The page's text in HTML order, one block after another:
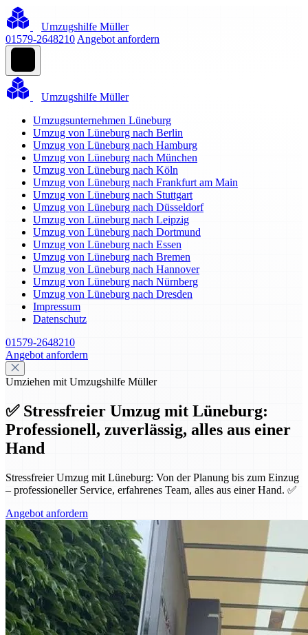
Umzugshilfe Müller
01579-2648210 Angebot anfordern
Umzugshilfe Müller
Umzugsunternehmen Lüneburg
Umzug von Lüneburg nach Berlin
Umzug von Lüneburg nach Hamburg
Umzug von Lüneburg nach München
Umzug von Lüneburg nach Köln
Umzug von Lüneburg nach Frankfurt am Main
Umzug von Lüneburg nach Stuttgart
Umzug von Lüneburg nach Düsseldorf
Umzug von Lüneburg nach Leipzig
Umzug von Lüneburg nach Dortmund
Umzug von Lüneburg nach Essen
Umzug von Lüneburg nach Bremen
Umzug von Lüneburg nach Hannover
Umzug von Lüneburg nach Nürnberg
Umzug von Lüneburg nach Dresden
Impressum
Datenschutz
01579-2648210
Angebot anfordern
Umziehen mit Umzugshilfe Müller
✅ Stressfreier Umzug mit Lüneburg:
Professionell, zuverlässig, alles aus einer
Hand
Stressfreier Umzug mit Lüneburg: Von der Planung bis zum Einzug
– professioneller Service, erfahrenes Team, alles aus einer Hand. ✅
Angebot anfordern